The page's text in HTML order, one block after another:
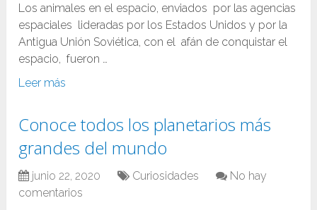
Los animales en el espacio, enviados por las agencias
espaciales lideradas por los Estados Unidos y por la
Antigua Unión Soviética, con el afán de conquistar el
espacio, fueron …
Leer más
Conoce todos los planetarios más
grandes del mundo
junio 22, 2020 Curiosidades
No hay
comentarios